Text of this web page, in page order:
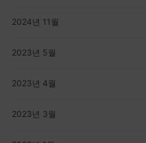
2024년 11월
2023년 5월
2023년 4월
2023년 3월